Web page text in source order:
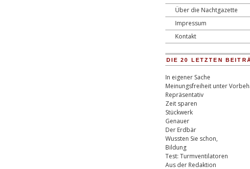
Über die Nachtgazette
Impressum
Kontakt
DIE 20 LETZTEN
In eigener Sache
Meinungsfreiheit unter
Repräsentativ
Zeit sparen
Stückwerk
Genauer
Der Erdbär
Wussten Sie schon,
Bildung
Test: Turmventilatoren
Aus der Redaktion